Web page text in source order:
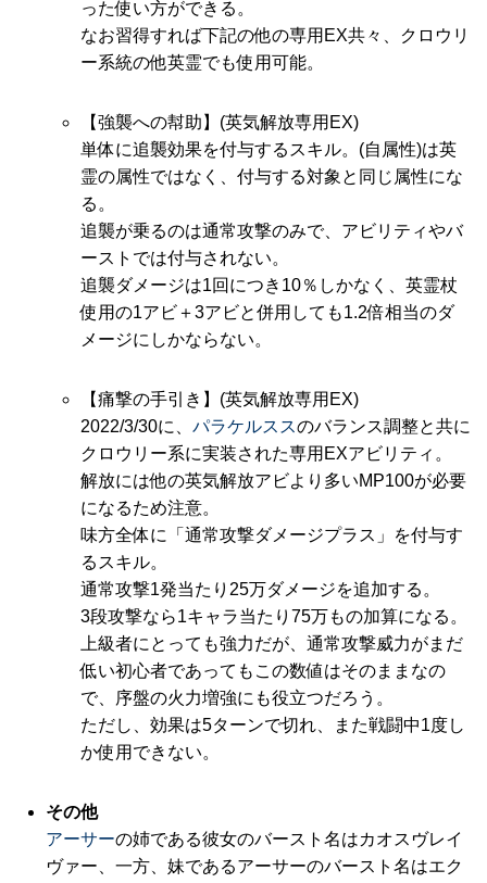
った使い方ができる。
なお習得すれば下記の他の専用EX共々、クロウリ
ー系統の他英霊でも使用可能。
【強襲への幇助】(英気解放専用EX)
単体に追襲効果を付与するスキル。(自属性)は英
霊の属性ではなく、付与する対象と同じ属性にな
る。
追襲が乗るのは通常攻撃のみで、アビリティやバ
ーストでは付与されない。
追襲ダメージは1回につき10％しかなく、英霊杖
使用の1アビ＋3アビと併用しても1.2倍相当のダ
メージにしかならない。
【痛撃の手引き】(英気解放専用EX)
2022/3/30に、 パラケルススのバランス調整と共に
クロウリー系に実装された専用EXアビリティ。
解放には他の英気解放アビより多いMP100が必要
になるため注意。
味方全体に「通常攻撃ダメージプラス」を付与す
るスキル。
通常攻撃1発当たり25万ダメージを追加する。
3段攻撃なら1キャラ当たり75万もの加算になる。
上級者にとっても強力だが、通常攻撃威力がまだ
低い初心者であってもこの数値はそのままなの
で、序盤の火力増強にも役立つだろう。
ただし、効果は5ターンで切れ、また戦闘中1度し
か使用できない。
その他
アーサーの姉である彼女のバースト名はカオスヴレイ
ヴァー、一方、妹であるアーサーのバースト名はエク